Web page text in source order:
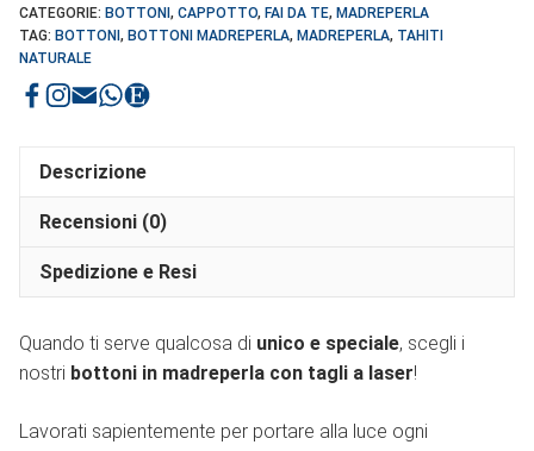
CATEGORIE: BOTTONI , CAPPOTTO, FAI DA TE, MADREPERLA
TAG: BOTTONI , BOTTONI MADREPERLA, MADREPERLA, TAHITI
NATURALE
Descrizione
Recensioni (0)
Spedizione e Resi
Quando ti serve qualcosa di unico e speciale, scegli i
nostri bottoni in madreperla con tagli a laser!
Lavorati sapientemente per portare alla luce ogni